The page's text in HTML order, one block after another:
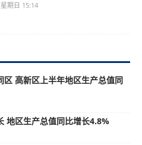
期日 15:14
高新区上半年地区生产总值同
地区生产总值同比增长4.8%